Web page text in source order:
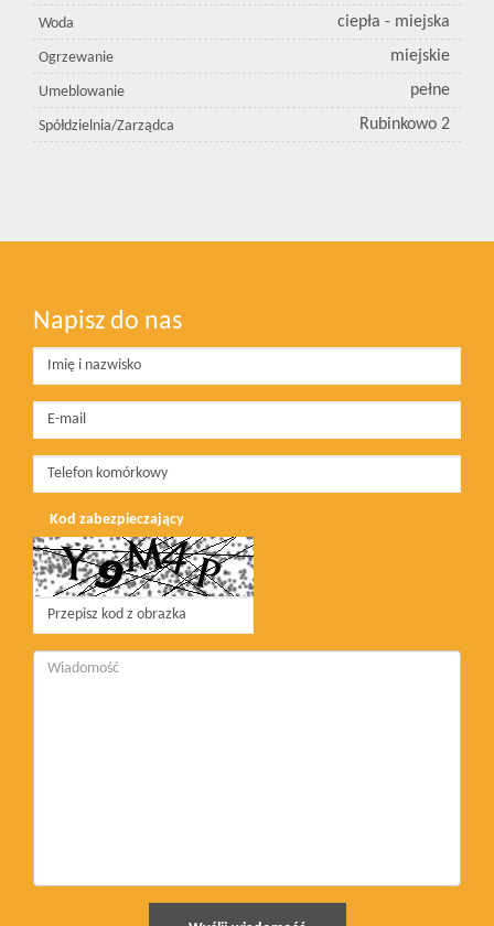
Woda ciepła - miejska
Ogrzewanie miejskie
Umeblowanie pełne
Spółdzielnia/Zarządca Rubinkowo 2
Napisz do nas
Kod zabezpieczający